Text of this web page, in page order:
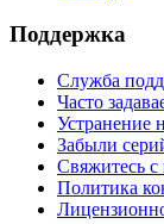
Поддержка
Служба
Часто
Устранение
Забыли
Свяжитесь с
Политика